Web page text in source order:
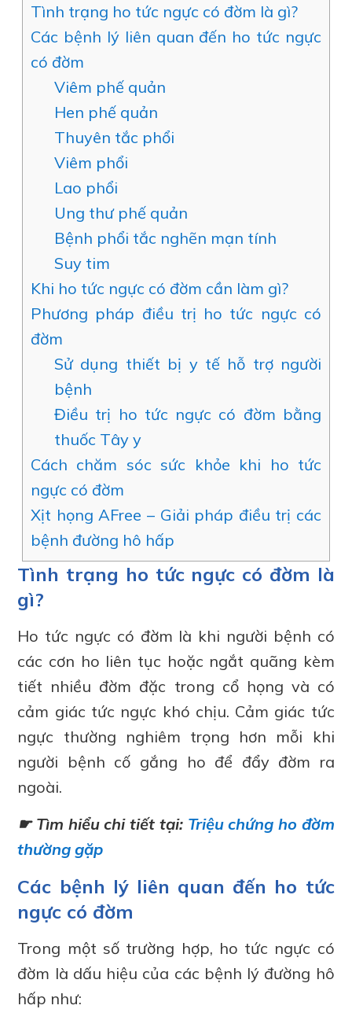
Tình trạng ho tức ngực có đờm là gì?
Các bệnh lý liên quan đến ho tức ngực
có đờm
Viêm phế quản
Hen phế quản
Thuyên tắc phổi
Viêm phổi
Lao phổi
Ung thư phế quản
Bệnh phổi tắc nghẽn mạn tính
Suy tim
Khi ho tức ngực có đờm cần làm gì?
Phương pháp điều trị ho tức ngực có
đờm
Sử dụng thiết bị y tế hỗ trợ người
bệnh
Điều trị ho tức ngực có đờm bằng
thuốc Tây y
Cách chăm sóc sức khỏe khi ho tức
ngực có đờm
Xịt họng AFree – Giải pháp điều trị các
bệnh đường hô hấp
Tình trạng ho tức ngực có đờm là
gì?
Ho tức ngực có đờm là khi người bệnh có
các cơn ho liên tục hoặc ngắt quãng kèm
tiết nhiều đờm đặc trong cổ họng và có
cảm giác tức ngực khó chịu. Cảm giác tức
ngực thường nghiêm trọng hơn mỗi khi
người bệnh cố gắng ho để đẩy đờm ra
ngoài.
☛ Tìm hiểu chi tiết tại: Triệu chứng ho đờm
thường gặp
Các bệnh lý liên quan đến ho tức
ngực có đờm
Trong một số trường hợp, ho tức ngực có
đờm là dấu hiệu của các bệnh lý đường hô
hấp như: